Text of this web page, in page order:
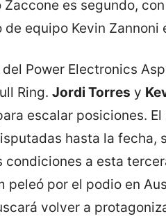
Zaccone es segundo,
de equipo Kevin Zannoni
Power Electronics
Ring. Jordi Torres y
escalar posiciones.
hasta la fecha,
condiciones a esta
peleó por el podio en
volver a